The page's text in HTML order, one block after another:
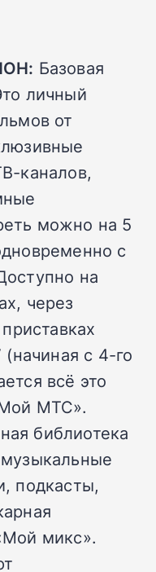
Базовая
личный
от
каналов,
можно на 5
с
на
через
с 4-го
всё это
МТС».
библиотека
подкасты,
микс».